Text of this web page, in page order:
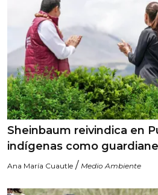
Sheinbaum reivindica en
indígenas como
Ana María Cuautle / Medio Ambiente